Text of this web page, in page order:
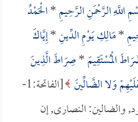
اللَّهِ الرَّحْمَنِ الرَّحِيمِ*الْحَمْدُ
*مَالِكِ يَوْمِ الدِّينِ*إِيَّاكَ
الْمُسْتَقِيمَ*صِرَاطَ الَّذِينَ
وَلا الضَّالِّينَ
[الفاتحة:1-
والضالين: النصارى, إن